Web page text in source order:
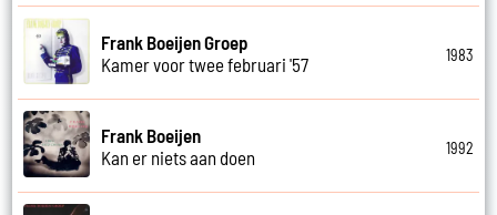
Frank Boeijen Groep
Kamer voor twee februari '57
1983
Frank Boeijen
Kan er niets aan doen
1992